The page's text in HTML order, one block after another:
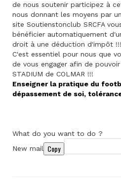
de nous soutenir participez à
nous donnant les moyens par
site Soutienstonclub SRCFA
bénéficier automatiquement
droit à une déduction d'impôt !!!
C'est essentiel pour nous que
de vous engager afin de
STADIUM de COLMAR !!!
Enseigner la pratique du
dépassement de soi,
What do you want to do ?
New mail
Copy